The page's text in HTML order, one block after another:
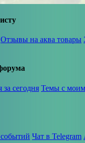
Отзывы на аква товары
сегодня Темы с
Чат в Telegram